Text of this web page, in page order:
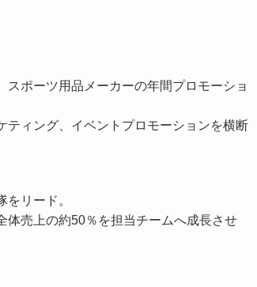
スポーツ用品メーカーの年間プロモーショ
ティング、イベントプロモーションを横断
リード。
体売上の約50％ を担当チームへ成長させ